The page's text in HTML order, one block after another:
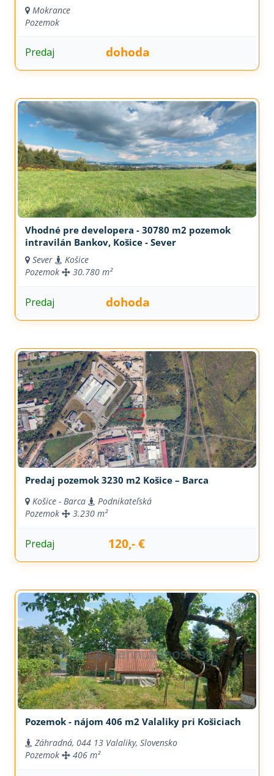
Mokrance
Pozemok
Predaj dohoda
Vhodné pre developera - 30780 m2 pozemok
intravilán Bankov, Košice - Sever
Sever
Košice
Pozemok
30.780 m²
Predaj dohoda
Predaj pozemok 3230 m2 Košice – Barca
Košice - Barca
Podnikateľská
Pozemok
3.230 m²
Predaj 120,- €
Pozemok - nájom 406 m2 Valaliky pri Košiciach
Záhradná, 044 13 Valaliky, Slovensko
Pozemok
406 m²